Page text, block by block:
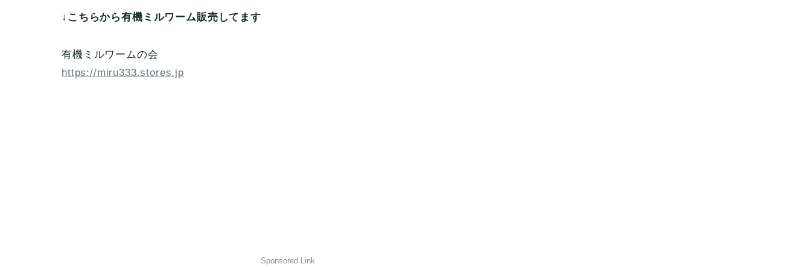
↓こちらから有機ミルワーム販売してます
有機ミルワームの会
https://miru333.stores.jp
Sponsored Link